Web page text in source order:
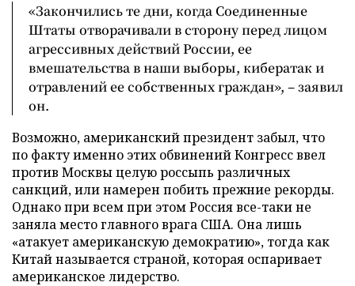
«Закончились те дни, когда Соединенные
Штаты отворачивали в сторону перед лицом
агрессивных действий России, ее
вмешательства в наши выборы, кибератак и
отравлений ее собственных граждан», – заявил
он.
Возможно, американский президент забыл, что
по факту именно этих обвинений Конгресс ввел
против Москвы целую россыпь различных
санкций, или намерен побить прежние рекорды.
Однако при всем при этом Россия все-таки не
заняла место главного врага США. Она лишь
«атакует американскую демократию», тогда как
Китай называется страной, которая оспаривает
американское лидерство.